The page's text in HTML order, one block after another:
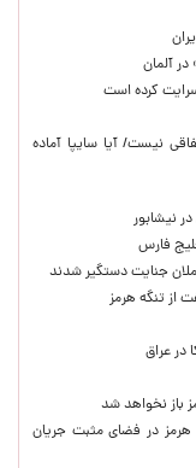
آلمان
کرده است
نیست/ آیا سایپا آماده
جنایت دستگیر شدند
از تنگه هرمز
در عراق
باز نخواهد شد
هرمز در فضای مثبت جریان